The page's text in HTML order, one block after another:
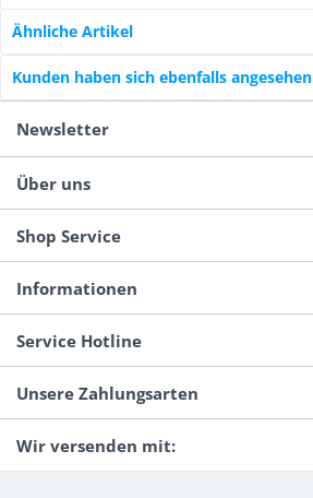
Ähnliche Artikel
Kunden haben sich ebenfalls angesehen
Newsletter
Über uns
Shop Service
Informationen
Service Hotline
Unsere Zahlungsarten
Wir versenden mit: